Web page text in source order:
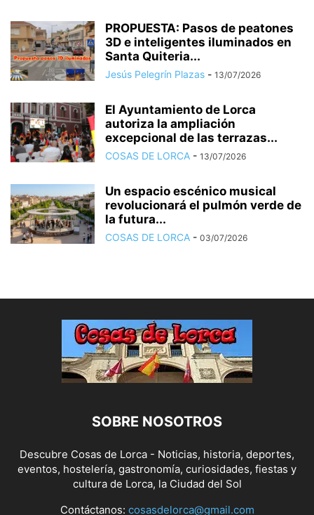
PROPUESTA: Pasos de peatones
3D e inteligentes iluminados en
Santa Quiteria...
Jesús Pelegrín Plazas - 13/07/2026
El Ayuntamiento de Lorca
autoriza la ampliación
excepcional de las terrazas...
COSAS DE LORCA - 13/07/2026
Un espacio escénico musical
revolucionará el pulmón verde de
la futura...
COSAS DE LORCA - 03/07/2026
SOBRE NOSOTROS
Descubre Cosas de Lorca - Noticias, historia, deportes,
eventos, hostelería, gastronomía, curiosidades, fiestas y
cultura de Lorca, la Ciudad del Sol
Contáctanos: cosasdelorca@gmail.com